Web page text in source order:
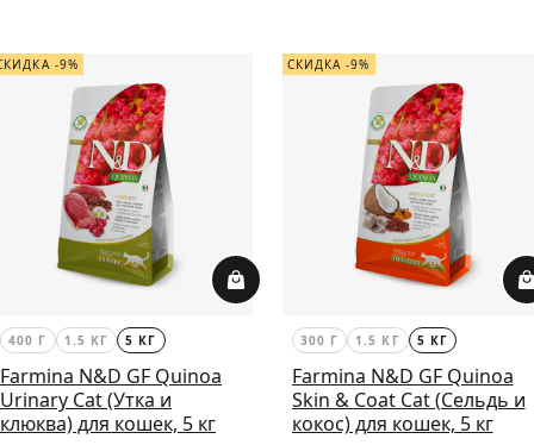
-9%
400 Г 1.5 КГ 5 КГ
Farmina N&D GF Quinoa
Urinary Cat (Утка и
клюква) для кошек, 5 кг
СКИДКА -9%
300 Г 1.5 КГ 5 КГ
Farmina N&D GF Quinoa
Skin & Coat Cat (Сельдь и
кокос) для кошек, 5 кг